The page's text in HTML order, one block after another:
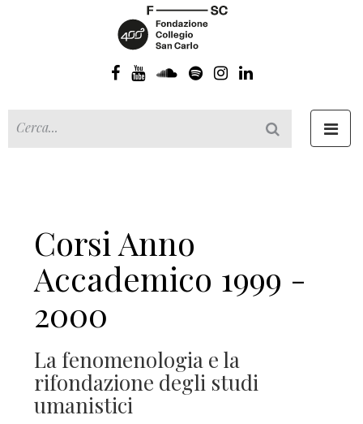
Corsi Anno
Accademico 1999 -
2000
La fenomenologia e la
rifondazione degli studi
umanistici